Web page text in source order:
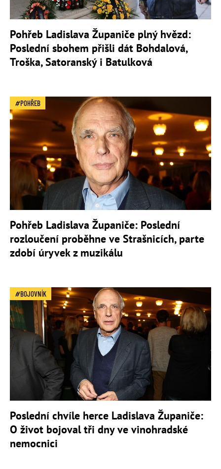
Pohřeb Ladislava Županiče plný hvězd:
Poslední sbohem přišli dát Bohdalová,
Troška, Satoranský i Batulková
POHŘEB
Pohřeb Ladislava Županiče: Poslední
rozloučení proběhne ve Strašnicích, parte
zdobí úryvek z muzikálu
BOJOVNÍK
Poslední chvíle herce Ladislava Županiče:
O život bojoval tři dny ve vinohradské
nemocnici